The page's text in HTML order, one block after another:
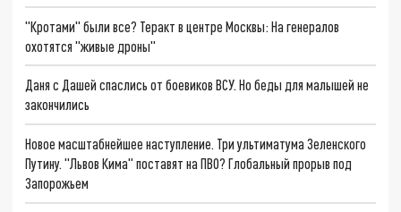
"Кротами" были все? Теракт в центре Москвы: На генералов
охотятся "живые дроны"
Даня с Дашей спаслись от боевиков ВСУ. Но беды для малышей не
закончились
Новое масштабнейшее наступление. Три ультиматума Зеленского
Путину. "Львов Кима" поставят на ПВО? Глобальный прорыв под
Запорожьем